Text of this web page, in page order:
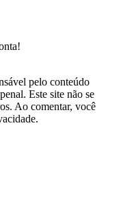
pelo conteúdo
Este site não se
Ao comentar, você